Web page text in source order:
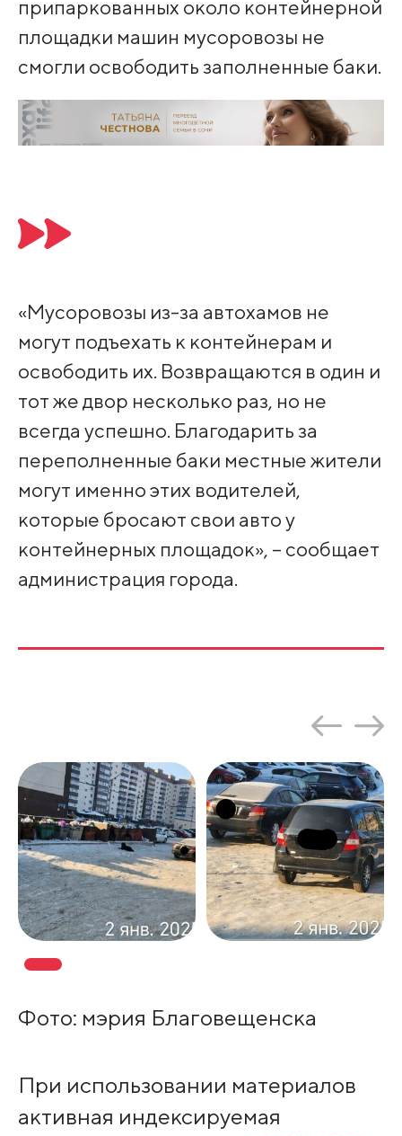
припаркованных около контейнерной
площадки машин мусоровозы не
смогли освободить заполненные баки.
«Мусоровозы из-за автохамов не
могут подъехать к контейнерам и
освободить их. Возвращаются в один и
тот же двор несколько раз, но не
всегда успешно. Благодарить за
переполненные баки местные жители
могут именно этих водителей,
которые бросают свои авто у
контейнерных площадок», – сообщает
администрация города.
Фото: мэрия Благовещенска
При использовании материалов
активная индексируемая